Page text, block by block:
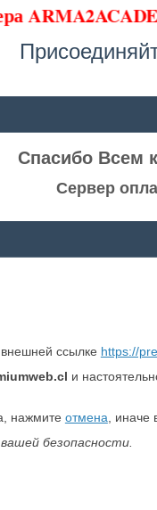
Спасибо Всем
Сервер
ссылке https://
и
нажмите отмена ,
безопасности.